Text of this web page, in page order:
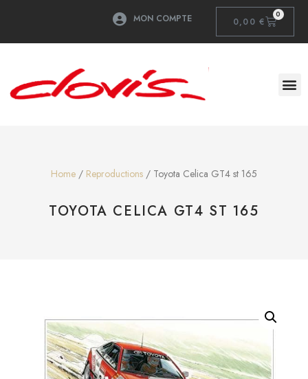
MON COMPTE 0,00€
0
Home / Reproductions / Toyota Celica GT4 st 165
TOYOTA CELICA GT4 ST 165